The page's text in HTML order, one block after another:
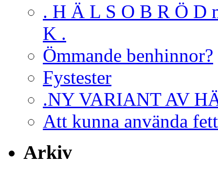
. H Ä L S O B R Ö D
K .
Ömmande benhinnor?
Fystester
.NY VARIANT AV
Att kunna använda
Arkiv